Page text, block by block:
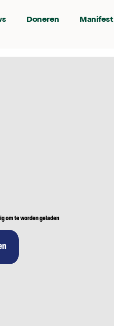
Doneren Manifest
om te worden geladen